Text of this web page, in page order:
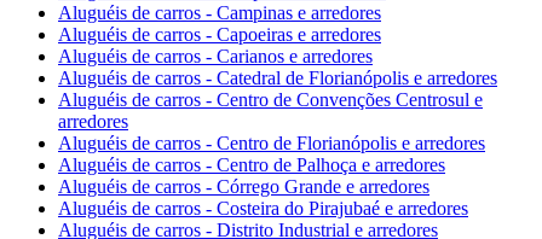
Aluguéis de carros - Campinas e arredores
Aluguéis de carros - Capoeiras e arredores
Aluguéis de carros - Carianos e arredores
Aluguéis de carros - Catedral de Florianópolis e arredores
Aluguéis de carros - Centro de Convenções Centrosul e
arredores
Aluguéis de carros - Centro de Florianópolis e arredores
Aluguéis de carros - Centro de Palhoça e arredores
Aluguéis de carros - Córrego Grande e arredores
Aluguéis de carros - Costeira do Pirajubaé e arredores
Aluguéis de carros - Distrito Industrial e arredores